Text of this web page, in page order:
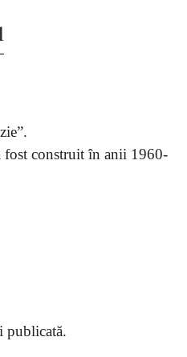
fost construit în anii 1960-
publicată.